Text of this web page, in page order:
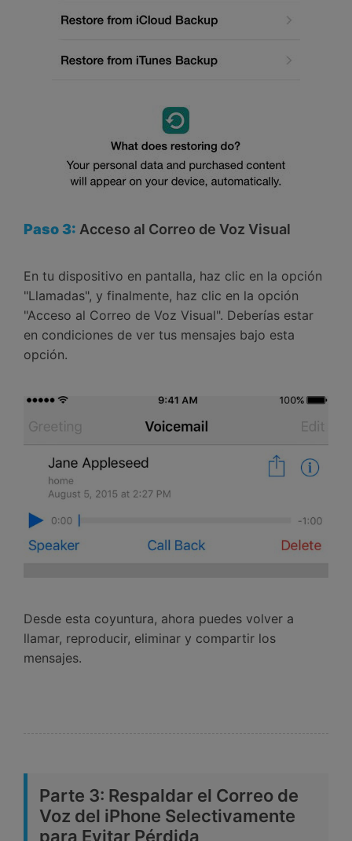
Paso 3: Acceso al Correo de Voz Visual
En tu dispositivo en pantalla, haz clic en la opción
"Llamadas", y finalmente, haz clic en la opción
"Acceso al Correo de Voz Visual". Deberías estar
en condiciones de ver tus mensajes bajo esta
opción.
Desde esta coyuntura, ahora puedes volver a
llamar, reproducir, eliminar y compartir los
mensajes.
Parte 3: Respaldar el Correo de
Voz del iPhone Selectivamente
para Evitar Pérdida